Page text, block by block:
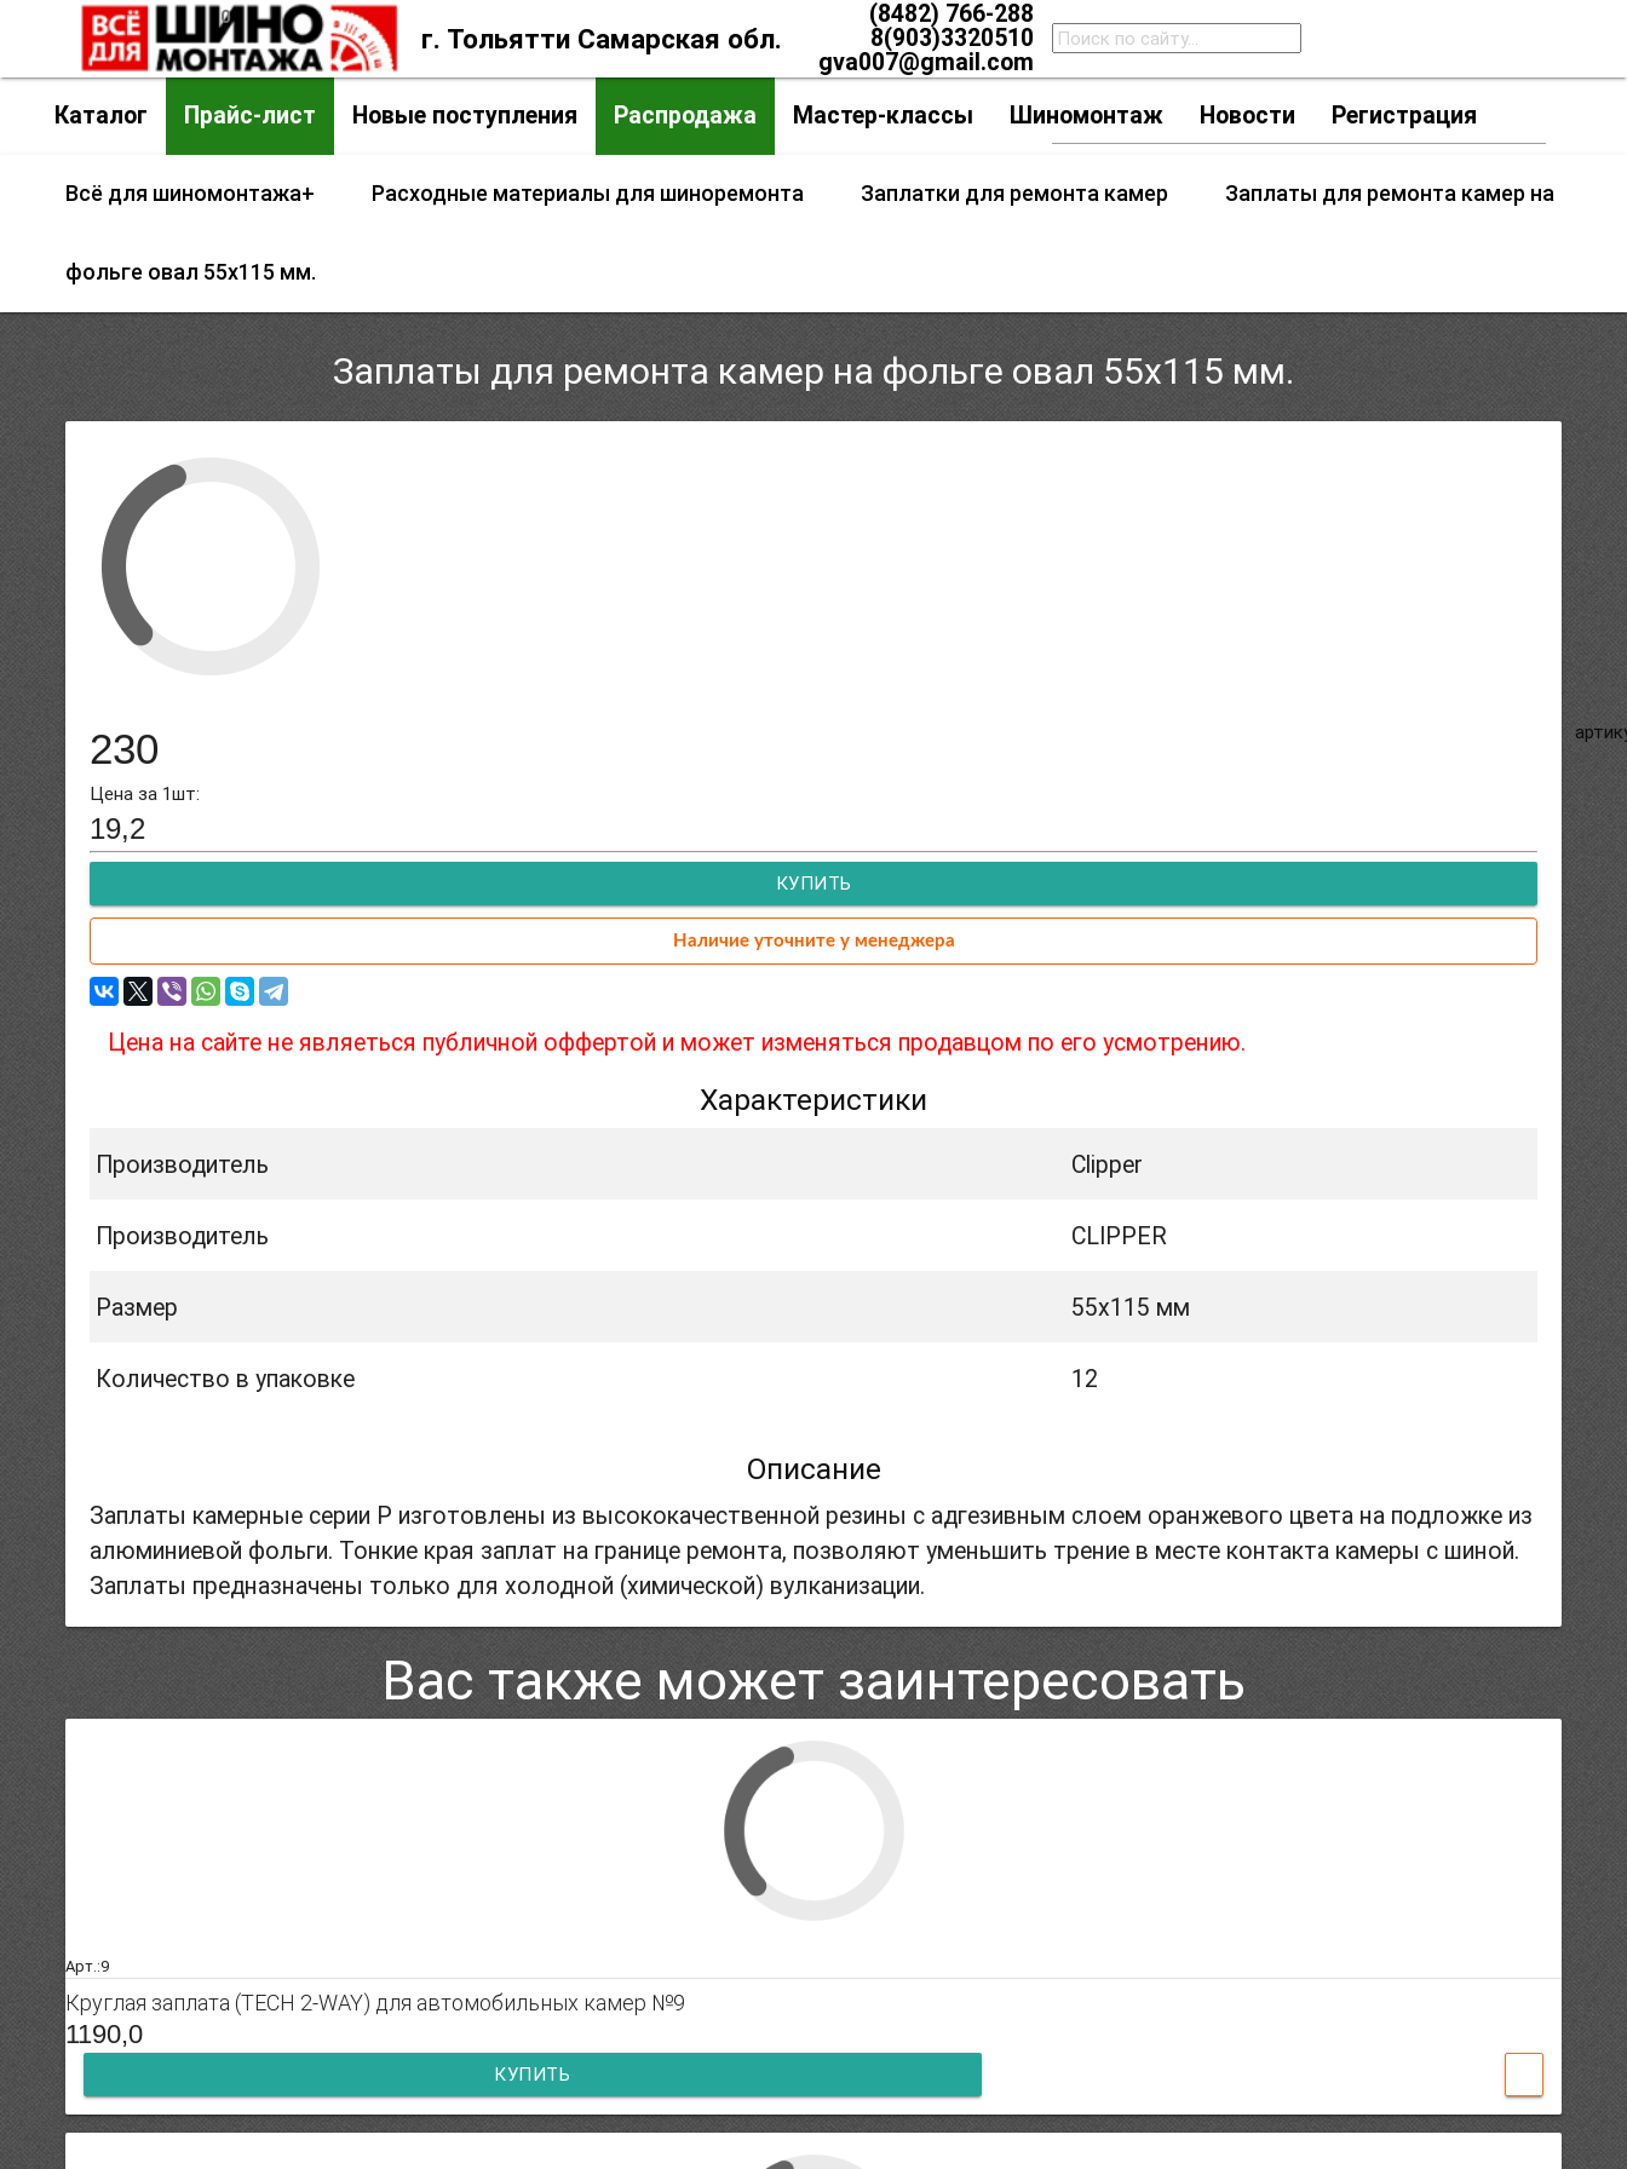
insert_chart
0
Контакты г. Тольятти Самарская обл.
(8482) 766-288
8(903)3320510
gva007@gmail.com
Каталог
Прайс-лист Новые поступления Распродажа Мастер-классы Шиномонтаж Новости Регистрация
Всё для шиномонтажа+ Расходные материалы для шиноремонта Заплатки для ремонта камер Заплаты для ремонта камер на
фольге овал 55х115 мм.
Заплаты для ремонта камер на фольге овал 55х115 мм.
230
Цена за 1шт:
19,2
КУПИТЬ
Наличие уточните у менеджера
Цена на сайте не являеться публичной оффертой и может изменяться продавцом по его усмотрению.
Характеристики
Производитель Clipper
Производитель CLIPPER
Размер 55х115 мм
Количество в упаковке 12
Описание
Заплаты камерные серии Р изготовлены из высококачественной резины с адгезивным слоем оранжевого цвета на подложке из
алюминиевой фольги. Тонкие края заплат на границе ремонта, позволяют уменьшить трение в месте контакта камеры с шиной.
Заплаты предназначены только для холодной (химической) вулканизации.
Вас также может заинтересовать
Арт.:9
Круглая заплата (TECH 2-WAY) для автомобильных камер №9
1190,0
КУПИТЬ